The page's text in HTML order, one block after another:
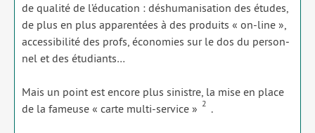
de qua­li­té de l’éducation : déshu­ma­ni­sa­tion des études,
de plus en plus appa­ren­tées à des pro­duits « on-line »,
acces­si­bi­li­té des profs, éco­no­mies sur le dos du per­son­
nel et des étu­diants…
Mais un point est encore plus sinistre, la mise en place
de la fameuse « carte mul­ti-ser­vice » 2 .